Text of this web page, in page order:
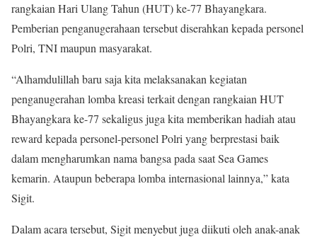
rangkaian Hari Ulang Tahun (HUT) ke-77 Bhayangkara.
Pemberian penganugerahaan tersebut diserahkan kepada personel
Polri, TNI maupun masyarakat.
“Alhamdulillah baru saja kita melaksanakan kegiatan
penganugerahan lomba kreasi terkait dengan rangkaian HUT
Bhayangkara ke-77 sekaligus juga kita memberikan hadiah atau
reward kepada personel-personel Polri yang berprestasi baik
dalam mengharumkan nama bangsa pada saat Sea Games
kemarin. Ataupun beberapa lomba internasional lainnya,” kata
Sigit.
Dalam acara tersebut, Sigit menyebut juga diikuti oleh anak-anak